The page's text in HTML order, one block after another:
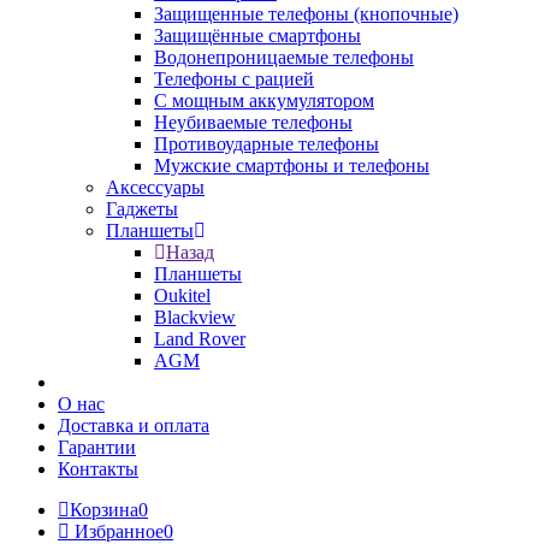
Защищенные телефоны (кнопочные)
Защищённые смартфоны
Водонепроницаемые телефоны
Телефоны с рацией
С мощным аккумулятором
Неубиваемые телефоны
Противоударные телефоны
Мужские смартфоны и телефоны
Аксессуары
Гаджеты
Планшеты
Назад
Планшеты
Oukitel
Blackview
Land Rover
AGM
О нас
Доставка и оплата
Гарантии
Контакты
Корзина0
Избранное0